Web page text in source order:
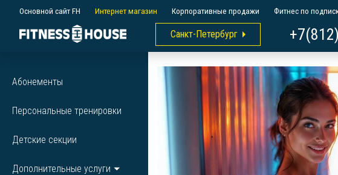
Основной сайт FH Интернет магазин Корпоративные продажи Фитнес по
Санкт-Петербург
Абонементы
Персональные тренировки
Детские секции
Дополнительные услуги